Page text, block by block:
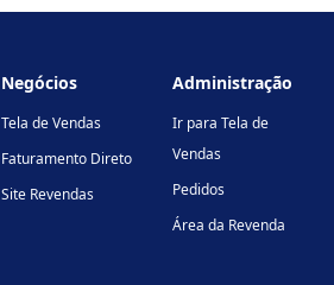
Negócios
Tela de Vendas
Faturamento Direto
Site Revendas
Administração
Ir para Tela de
Vendas
Pedidos
Área da Revenda